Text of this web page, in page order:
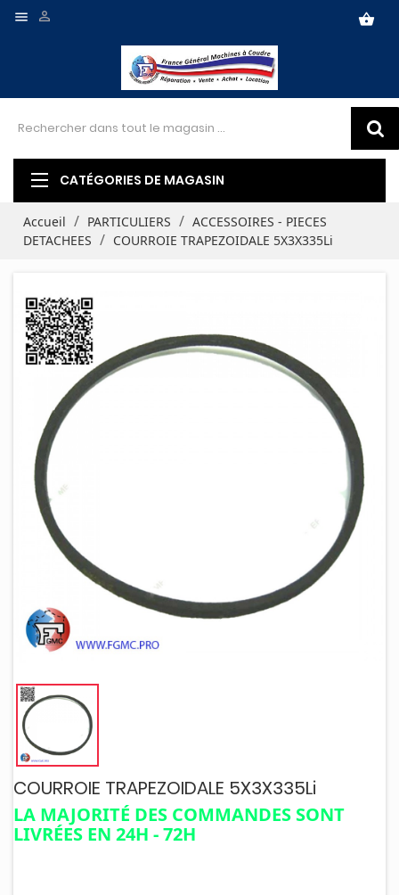
 shopping_basket

CATÉGORIES DE MAGASIN
Accueil PARTICULIERS
ACCESSOIRES - PIECES
DETACHEES
COURROIE TRAPEZOIDALE 5X3X335Li
COURROIE TRAPEZOIDALE 5X3X335Li
LA MAJORITÉ DES COMMANDES SONT
LIVRÉES EN 24H - 72H